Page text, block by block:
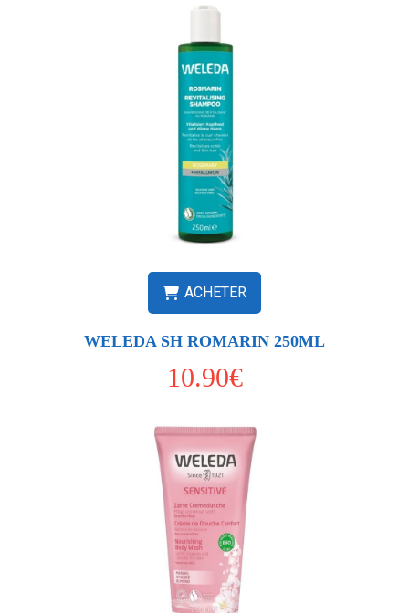
ACHETER
WELEDA SH ROMARIN 250ML
10.90€